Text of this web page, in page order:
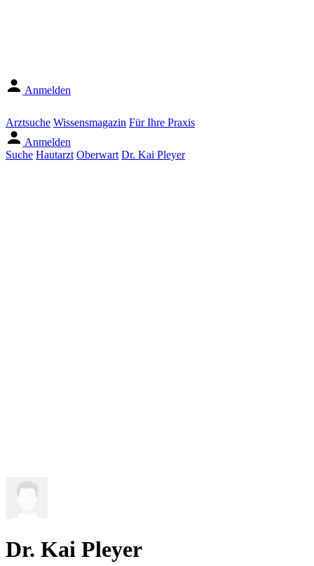
Anmelden
Arztsuche Wissensmagazin Für Ihre Praxis
Anmelden
Suche Hautarzt Oberwart Dr. Kai Pleyer
Dr. Kai Pleyer